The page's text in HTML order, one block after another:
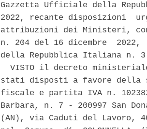
Gazzetta Ufficiale della
2022, recante disposizioni
attribuzioni dei Ministeri,
n. 204 del 16 dicembre
della Repubblica Italiana n.
VISTO il decreto
stati disposti a favore della
fiscale e partita IVA n.
Barbara, n. 7 - 200997 San
(AN), via Caduti del